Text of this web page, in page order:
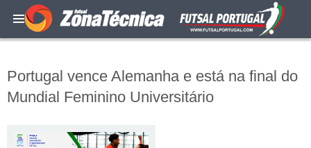
Portugal vence Alemanha e está na final do
Mundial Feminino Universitário